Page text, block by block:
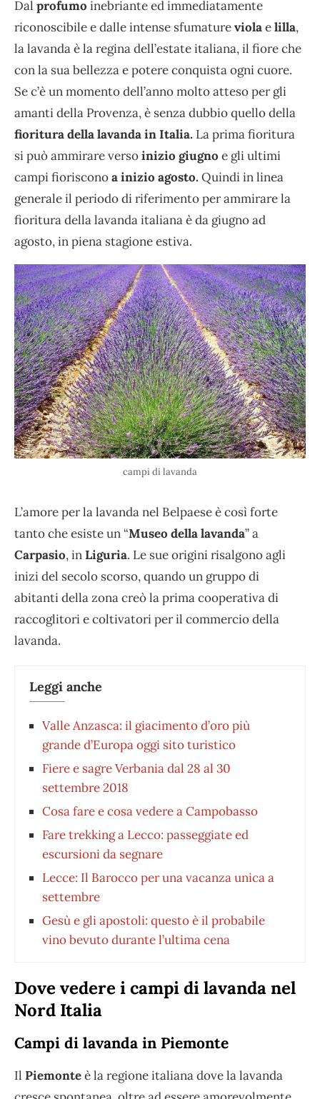
Dal profumo inebriante ed immediatamente
riconoscibile e dalle intense sfumatureviolaelilla,
la lavanda è la regina dell’estate italiana, il fiore che
con la sua bellezza e potere conquista ogni cuore.
Se c’è un momento dell’anno molto atteso per gli
amanti della Provenza, è senza dubbio quello della
fioritura della lavanda in Italia. La prima fioritura
si può ammirare versoinizio giugno e gli ultimi
campi fiorisconoa inizio agosto. Quindi in linea
generale il periodo di riferimento per ammirare la
fioritura della lavanda italiana è da giugno ad
agosto, in piena stagione estiva.
campi di lavanda
L’amore per la lavanda nel Belpaese è così forte
tanto che esiste un “Museo della lavanda” a
Carpasio, inLiguria. Le sue origini risalgono agli
inizi del secolo scorso, quando un gruppo di
abitanti della zona creò la prima cooperativa di
raccoglitori e coltivatori per il commercio della
lavanda.
Leggi anche
Valle Anzasca: il giacimento d’oro più
grande d’Europa oggi sito turistico
Fiere e sagre Verbania dal 28 al 30
settembre 2018
Cosa fare e cosa vedere a Campobasso
Fare trekking a Lecco: passeggiate ed
escursioni da segnare
Lecce: Il Barocco per una vacanza unica a
settembre
Gesù e gli apostoli: questo è il probabile
vino bevuto durante l’ultima cena
Dove vedere i campi di lavanda nel
Nord Italia
Campi di lavanda in Piemonte
Il Piemonteè la regione italiana dove la lavanda